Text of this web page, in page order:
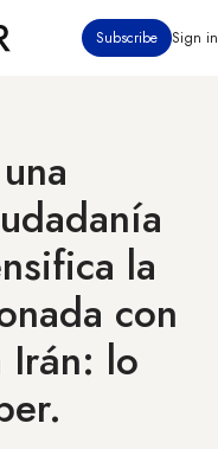
Subscribe Sign in
la
con
Irán: lo